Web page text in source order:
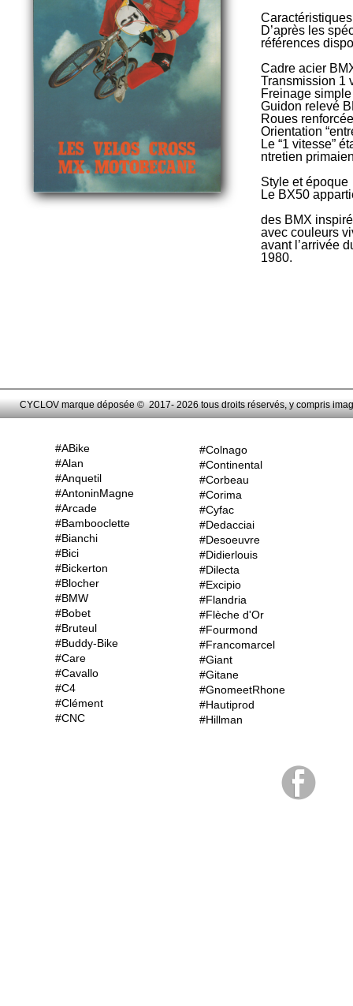
#Colnago
#Continental
#Corbeau
#Corima
#Cyfac
#Dedacciai
#Desoeuvre
#Didierlouis
#Dilecta
#Excipio
#Flandria
#Flèche d'Or
#Fourmond
#Francomarcel
#Giant
#Gitane
#GnomeetRhone
#Hautiprod
#Hillman
#ABike
#Alan
#Anquetil
#AntoninMagne
#Arcade
#Bambooclette
#Bianchi
#Bici
#Bickerton
#Blocher
#BMW
#Bobet
#Bruteul
#Buddy-Bike
#Care
#Cavallo
#C4
#Clément
#CNC
CYCLOV marque déposée © 2017- 2026 tous droits réservés, y compris
D’après les
références
Cadre acier
Transmission 1
Freinage
Guidon relevé
Roues
Orientation
Le “1 vitesse”
ntretien
Style et époque
Le BX50
des BMX
avec couleurs
avant l’arrivée
1980.